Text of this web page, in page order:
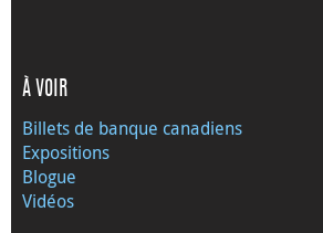
À VOIR
Billets de banque canadiens
Expositions
Blogue
Vidéos